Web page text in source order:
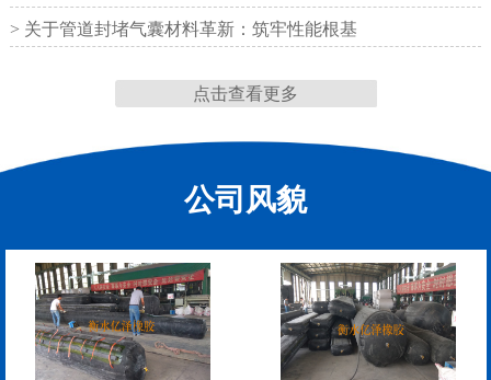
堵）
> 关于管道封堵气囊材料革新：筑牢性能根基
点击查看更多
公司风貌